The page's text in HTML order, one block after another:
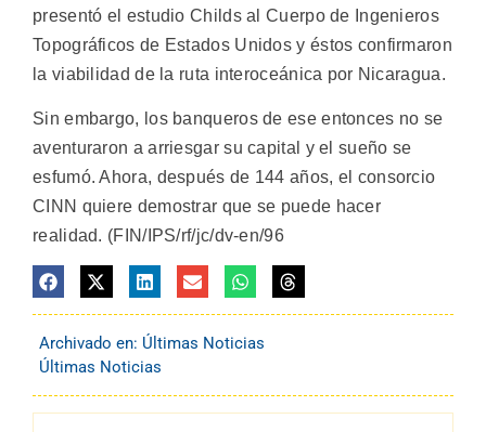
presentó el estudio Childs al Cuerpo de Ingenieros
Topográficos de Estados Unidos y éstos confirmaron
la viabilidad de la ruta interoceánica por Nicaragua.
Sin embargo, los banqueros de ese entonces no se
aventuraron a arriesgar su capital y el sueño se
esfumó. Ahora, después de 144 años, el consorcio
CINN quiere demostrar que se puede hacer
realidad. (FIN/IPS/rf/jc/dv-en/96
Archivado en: Últimas Noticias
Últimas Noticias